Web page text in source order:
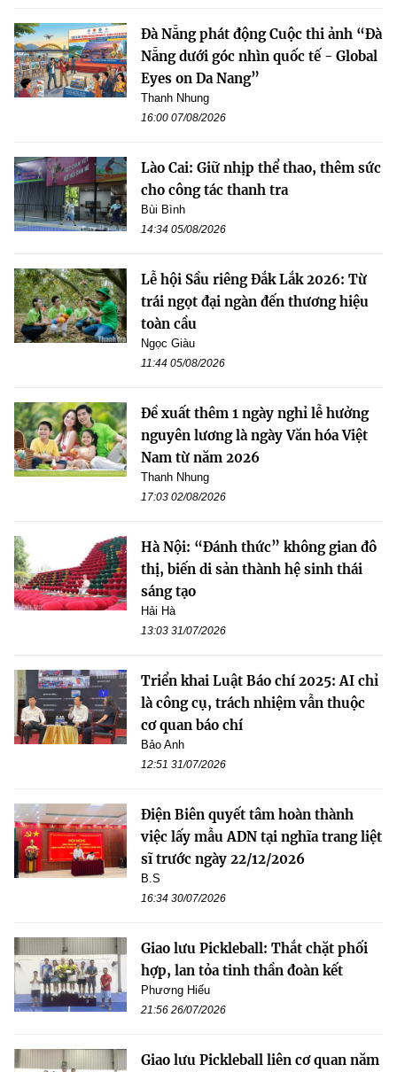
Đà Nẵng phát động Cuộc thi ảnh “Đà
Nẵng dưới góc nhìn quốc tế - Global
Eyes on Da Nang”
Thanh Nhung
16:00 07/08/2026
Lào Cai: Giữ nhịp thể thao, thêm sức
cho công tác thanh tra
Bùi Bình
14:34 05/08/2026
Lễ hội Sầu riêng Đắk Lắk 2026: Từ
trái ngọt đại ngàn đến thương hiệu
toàn cầu
Ngọc Giàu
11:44 05/08/2026
Đề xuất thêm 1 ngày nghỉ lễ hưởng
nguyên lương là ngày Văn hóa Việt
Nam từ năm 2026
Thanh Nhung
17:03 02/08/2026
Hà Nội: “Đánh thức” không gian đô
thị, biến di sản thành hệ sinh thái
sáng tạo
Hải Hà
13:03 31/07/2026
Triển khai Luật Báo chí 2025: AI chỉ
là công cụ, trách nhiệm vẫn thuộc
cơ quan báo chí
Bảo Anh
12:51 31/07/2026
Điện Biên quyết tâm hoàn thành
việc lấy mẫu ADN tại nghĩa trang liệt
sĩ trước ngày 22/12/2026
B.S
16:34 30/07/2026
Giao lưu Pickleball: Thắt chặt phối
hợp, lan tỏa tinh thần đoàn kết
Phương Hiếu
21:56 26/07/2026
Giao lưu Pickleball liên cơ quan năm